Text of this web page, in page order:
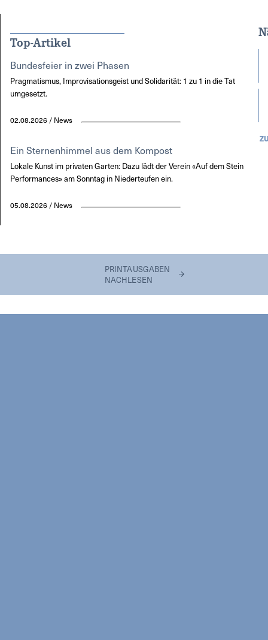
Top-Artikel
Bundesfeier in zwei Phasen
Pragmatismus, Improvisationsgeist und Solidarität: 1 zu 1 in die Tat
umgesetzt.
02.08.2026 / News
Ein Sternenhimmel aus dem Kompost
Lokale Kunst im privaten Garten: Dazu lädt der Verein «Auf dem Stein
Performances» am Sonntag in Niederteufen ein.
05.08.2026 / News
PRINTAUSGABEN
NACHLESEN